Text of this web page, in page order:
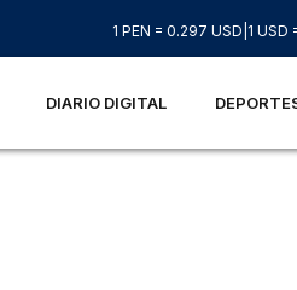
1 PEN = 0.297 USD 1 USD
DIARIO DIGITAL